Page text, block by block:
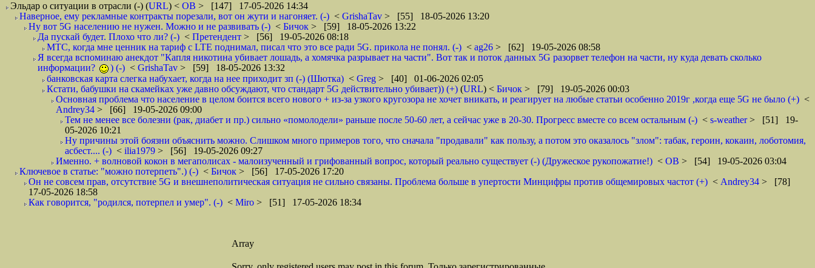
Эльдар о ситуации в отрасли (-) (URL) < ОВ > [147] 17-05-2026 14:34
Наверное, ему рекламные контракты порезали, вот он жути и нагоняет. (-) < GrishaTav > [55] 18-05-2026 13:20
Ну вот 5G населению не нужен. Можно и не развивать (-) < Бичок > [59] 18-05-2026 13:22
Да пускай будет. Плохо что ли? (-) < Претендент > [56] 19-05-2026 08:18
МТС, когда мне ценник на тариф с LTE поднимал, писал что это все ради 5G. прикола не понял. (-) < ag26 > [62] 19-05-2026 08:58
Я всегда вспоминаю анекдот "Капля никотина убивает лошадь, а хомячка разрывает на части". Вот так и поток данных 5G разорвет телефон на части, ну куда девать сколько
информации?
) (-) < GrishaTav > [59] 18-05-2026 13:32
банковская карта слегка набухает, когда на нее приходит зп (-) (Шютка) < Greg > [40] 01-06-2026 02:05
Кстати, бабушки на скамейках уже давно обсуждают, что стандарт 5G действительно убивает)) (+) (URL) < Бичок > [79] 19-05-2026 00:03
Основная проблема что население в целом боится всего нового + из-за узкого кругозора не хочет вникать, и реагирует на любые статьи особенно 2019г ,когда еще 5G не было (+) <
Andrey34 > [66] 19-05-2026 09:00
Тем не менее все болезни (рак, диабет и пр.) сильно «помолодели» раньше после 50-60 лет, а сейчас уже в 20-30. Прогресс вместе со всем остальным (-) < s-weather> [51] 19-
05-2026 10:21
Ну причины этой боязни объяснить можно. Слишком много примеров того, что сначала "продавали" как пользу, а потом это оказалось "злом": табак, героин, кокаин, лоботомия,
асбест.... (-) < ilia1979 > [56] 19-05-2026 09:27
Именно. + волновой кокон в мегаполисах - малоизученный и грифованный вопрос, который реально существует (-) (Дружеское рукопожатие!) < ОВ > [54] 19-05-2026 03:04
Ключевое в статье: "можно потерпеть".) (-) < Бичок > [56] 17-05-2026 17:20
Он не совсем прав, отсутствие 5G и внешнеполитическая ситуация не сильно связаны. Проблема больше в упертости Минцифры против общемировых частот (+) < Andrey34 > [78]
17-05-2026 18:58
Как говорится, "родился, потерпел и умер". (-) < Miro > [51] 17-05-2026 18:34
Array